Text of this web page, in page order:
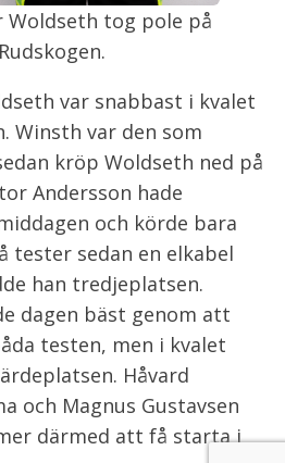
Woldseth tog pole på
var snabbast i kvalet
Winsth var den som
kröp Woldseth ned på
Andersson hade
och körde bara
tester sedan en elkabel
han tredjeplatsen.
dagen bäst genom att
testen, men i kvalet
Håvard
och Magnus Gustavsen
därmed att få starta i